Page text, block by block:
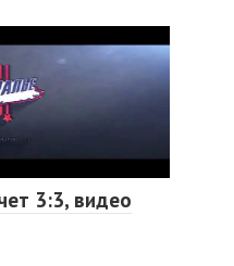
3:3, видео